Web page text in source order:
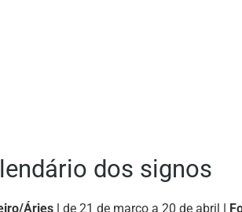
dos signos
Áries | de 21 de março a 20 de abril |